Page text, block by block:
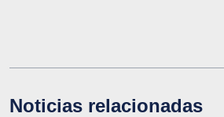
Noticias relacionadas